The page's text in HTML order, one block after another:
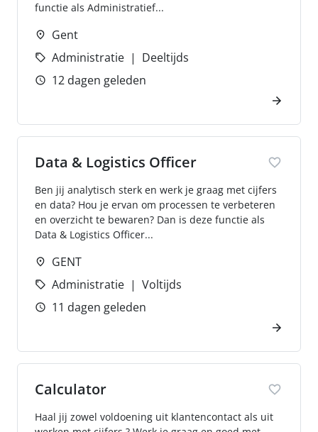
functie als Administratief...
Gent
Administratie
Deeltijds
12 dagen geleden
Data & Logistics Officer
Ben jij analytisch sterk en werk je graag met cijfers
en data? Hou je ervan om processen te verbeteren
en overzicht te bewaren? Dan is deze functie als
Data & Logistics Officer...
GENT
Administratie
Voltijds
11 dagen geleden
Calculator
Haal jij zowel voldoening uit klantencontact als uit